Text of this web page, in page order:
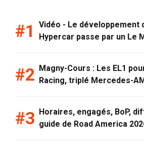
Vidéo - Le développement
Hypercar passe par un Le
Magny-Cours : Les EL1
Racing, triplé Mercedes-
Horaires, engagés, BoP,
guide de Road America